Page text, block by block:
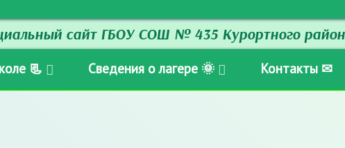
сайт ГБОУ СОШ № 435 Курортного
📃 Сведения о лагере 🌞 Контакты ✉